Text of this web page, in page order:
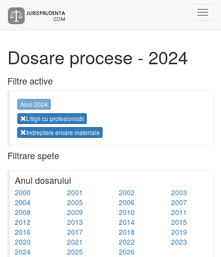
Dosare procese - 2024
Filtre active
Anul 2024
Litigii cu profesionistii
Indreptare eroare materiala
Filtrare spete
Anul dosarului
2000 2001 2002
2003
2004
2005 2006
2007
2008
2009 2010
2011
2012
2013 2014
2015
2016
2017 2018
2019
2020
2021 2022
2023
2024
2025 2026